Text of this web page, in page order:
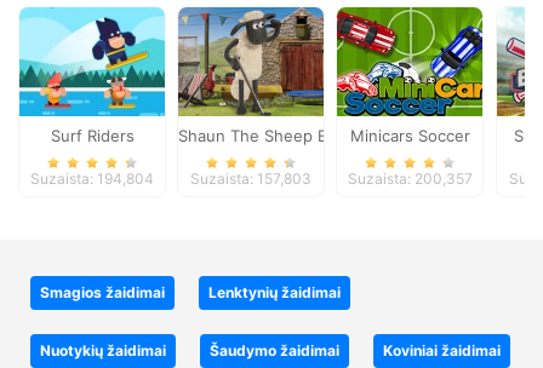
Surf Riders
Suzaista: 194,804
Shaun The Sheep Baahmy Golf
Suzaista: 157,803
Minicars Soccer
Suzaista: 200,357
Smagios žaidimai Lenktynių žaidimai
Nuotykių žaidimai Šaudymo žaidimai Koviniai žaidimai